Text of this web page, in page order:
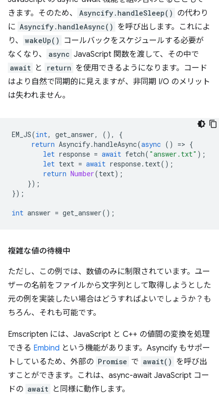
きます。そのため、
Asyncify.handleSleep() の代わり
に Asyncify.handleAsync() を呼び出します。これによ
り、
wakeUp()
コールバックをスケジュールする必要が
なくなり、
async JavaScript 関数を渡して、その中で
await と return を使用できるようになります。コード
はより自然で同期的に見えますが、非同期 I/O のメリット
は失われません。
EM_JS(int, get_answer, (),
{
return Asyncify.handleAsync(async () => {
let response = await fetch( "answer.txt" );
let text = await response. text();
return Number(text);
});
});
int answer = get_answer();
複雑な値の待機中
ただし、この例では、数値のみに制限されています。ユー
ザーの名前をファイルから文字列として取得しようとした
元の例を実装したい場合はどうすればよいでしょうか？も
ちろん、それも可能です。
Emscripten には、JavaScript と C++ の値間の変換を処理
できる Embind という機能があります。Asyncify もサポー
トしているため、外部の Promise で await() を呼び出
すことができます。これは、async-await JavaScript コー
ドの await と同様に動作します。